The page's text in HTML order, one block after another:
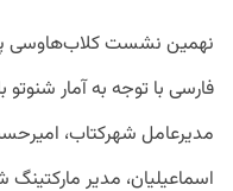
نهمین نشست کلاب‌هاوسی
فارسی با توجه به آمار
مدیرعامل شهرکتاب،
اسماعیلیان، مدیر